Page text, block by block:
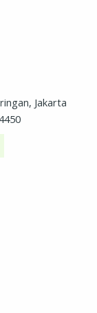
Jakarta